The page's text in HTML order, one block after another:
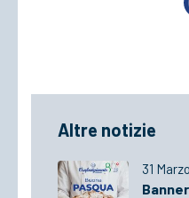
Altre notizie
31